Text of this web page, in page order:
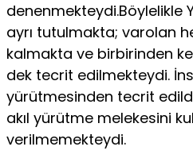
denenmekteydi.Böylelikle
ayrı tutulmakta; varolan
kalmakta ve birbirinden
dek tecrit edilmekteydi.
yürütmesinden tecrit
akıl yürütme melekesini
verilmemekteydi.